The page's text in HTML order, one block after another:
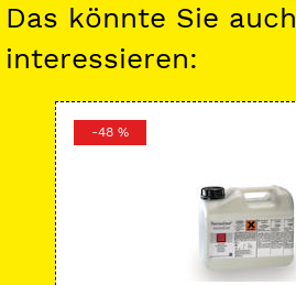
Das könnte Sie auch
interessieren:
-48 %